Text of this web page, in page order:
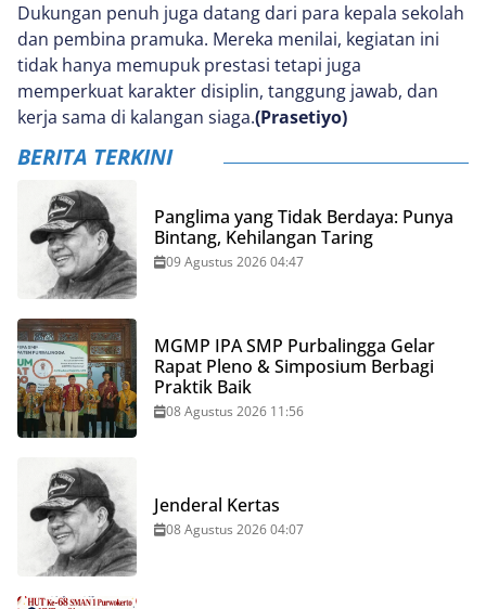
Dukungan penuh juga datang dari para kepala sekolah
dan pembina pramuka. Mereka menilai, kegiatan ini
tidak hanya memupuk prestasi tetapi juga
memperkuat karakter disiplin, tanggung jawab, dan
kerja sama di kalangan siaga.(Prasetiyo)
BERITA TERKINI
Panglima yang Tidak Berdaya: Punya
Bintang, Kehilangan Taring
09 Agustus 2026 04:47
MGMP IPA SMP Purbalingga Gelar
Rapat Pleno & Simposium Berbagi
Praktik Baik
08 Agustus 2026 11:56
Jenderal Kertas
08 Agustus 2026 04:07